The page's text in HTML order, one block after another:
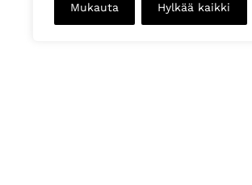
Mukauta Hylkää kaikki